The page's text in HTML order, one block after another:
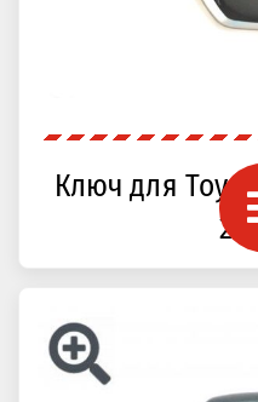
Ключ для